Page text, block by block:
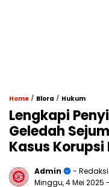
Home / Blora / Hukum
Lengkapi
Geledah
Kasus Korupsi
Admin
- Redaksi
Minggu, 4 Mei 2025